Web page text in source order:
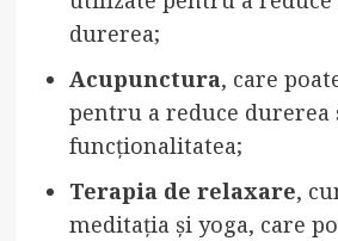
durerea;
Acupunctura, care
pentru a reduce
funcționalitatea;
Terapia de relaxare,
meditația și yoga, care